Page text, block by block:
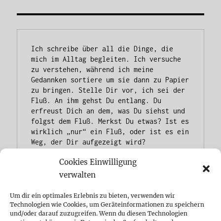
Cookies Einwilligung
verwalten
Um dir ein optimales Erlebnis zu bieten, verwenden wir
Technologien wie Cookies, um Geräteinformationen zu speichern
und/oder darauf zuzugreifen. Wenn du diesen Technologien
Ich schreibe über all die Dinge, die
mich im Alltag begleiten. Ich versuche
zu verstehen, während ich meine
Gedannken sortiere um sie dann zu Papier
zu bringen. Stelle Dir vor, ich sei der
Fluß. An ihm gehst Du entlang. Du
erfreust Dich an dem, was Du siehst und
folgst dem Fluß. Merkst Du etwas? Ist es
wirklich „nur“ ein Fluß, oder ist es ein
Weg, der Dir aufgezeigt wird?
Herzlich Willkommen